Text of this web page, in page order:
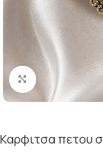
Click to enlarge
Καρφιτσα πετου